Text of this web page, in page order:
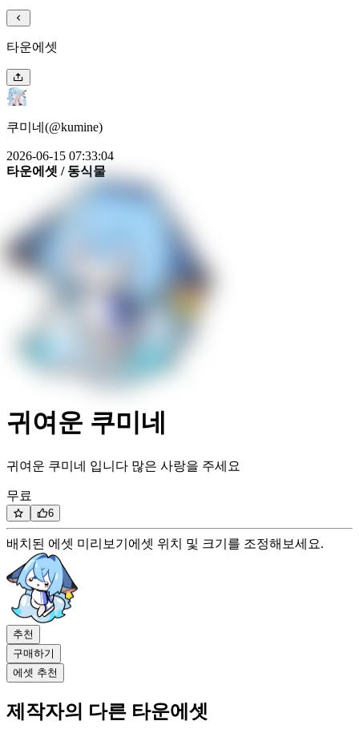
타운에셋
쿠미네(@kumine)
2026-06-15 07:33:04
타운에셋 / 동식물
귀여운 쿠미네
귀여운 쿠미네 입니다 많은 사랑을 주세요
무료
6
배치된 에셋 미리보기 에셋 위치 및 크기를 조정해보세요.
추천
구매하기
에셋 추천
제작자의 다른 타운에셋